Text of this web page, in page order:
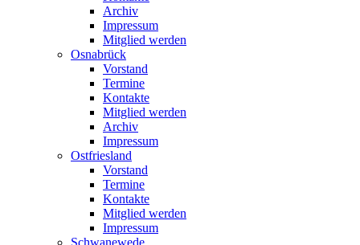
Archiv
Impressum
Mitglied werden
Osnabrück
Vorstand
Termine
Kontakte
Mitglied werden
Archiv
Impressum
Ostfriesland
Vorstand
Termine
Kontakte
Mitglied werden
Impressum
Schwanewede